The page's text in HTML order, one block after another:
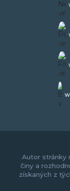
Autor stránky
činy a
získaných z